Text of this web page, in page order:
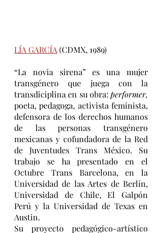
LÍA GARCÍA (CDMX, 1989)
“La novia sirena” es una mujer
transgénero que juega con la
transdiciplina en su obra: performer,
poeta, pedagoga, activista feminista,
defensora de los derechos humanos
de las personas transgénero
mexicanas y cofundadora de la Red
de Juventudes Trans México. Su
trabajo se ha presentado en el
Octubre Trans Barcelona, en la
Universidad de las Artes de Berlín,
Universidad de Chile, El Galpón
Perú y la Universidad de Texas en
Austin.